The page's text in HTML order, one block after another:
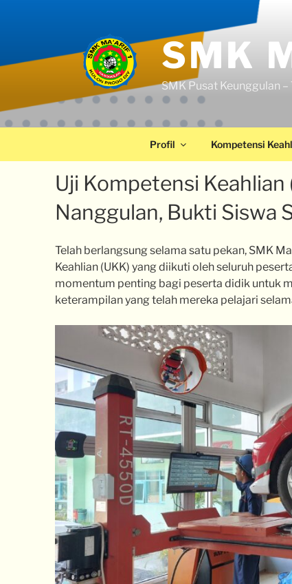
SMK
SMK Pusat Keunggulan
Profil Kompetensi
Uji Kompetensi Keahlian
Nanggulan, Bukti Siswa
Telah berlangsung selama satu pekan, SMK
Keahlian (UKK) yang diikuti oleh seluruh
momentum penting bagi peserta didik untuk
keterampilan yang telah mereka pelajari